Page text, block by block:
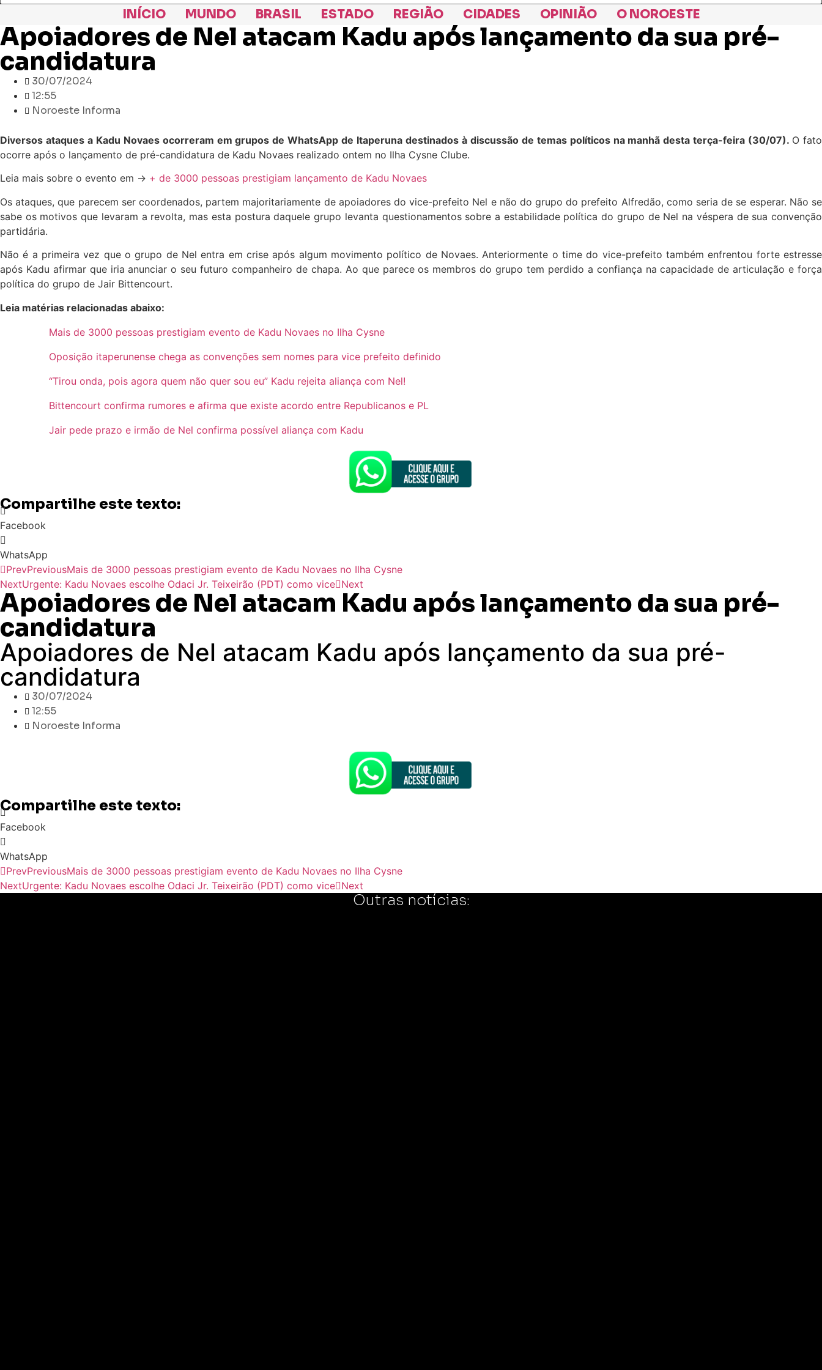
INÍCIO MUNDO BRASIL ESTADO REGIÃO CIDADES OPINIÃO O NOROESTE
Apoiadores de Nel atacam Kadu após lançamento da sua pré-
candidatura
30/07/2024
12:55
Noroeste Informa
Diversos ataques a Kadu Novaes ocorreram em grupos de WhatsApp de Itaperuna destinados à discussão de temas políticos na manhã desta terça-feira (30/07). O fato
ocorre após o lançamento de pré-candidatura de Kadu Novaes realizado ontem no Ilha Cysne Clube.
Leia mais sobre o evento em -> + de 3000 pessoas prestigiam lançamento de Kadu Novaes
Os ataques, que parecem ser coordenados, partem majoritariamente de apoiadores do vice-prefeito Nel e não do grupo do prefeito Alfredão, como seria de se esperar. Não se
sabe os motivos que levaram a revolta, mas esta postura daquele grupo levanta questionamentos sobre a estabilidade política do grupo de Nel na véspera de sua convenção
partidária.
Não é a primeira vez que o grupo de Nel entra em crise após algum movimento político de Novaes. Anteriormente o time do vice-prefeito também enfrentou forte estresse
após Kadu afirmar que iria anunciar o seu futuro companheiro de chapa. Ao que parece os membros do grupo tem perdido a confiança na capacidade de articulação e força
política do grupo de Jair Bittencourt.
Leia matérias relacionadas abaixo:
Mais de 3000 pessoas prestigiam evento de Kadu Novaes no Ilha Cysne
Oposição itaperunense chega as convenções sem nomes para vice prefeito definido
“Tirou onda, pois agora quem não quer sou eu” Kadu rejeita aliança com Nel!
Bittencourt confirma rumores e afirma que existe acordo entre Republicanos e PL
Jair pede prazo e irmão de Nel confirma possível aliança com Kadu
Compartilhe este texto:
Facebook
WhatsApp
PrevPreviousMais de 3000 pessoas prestigiam evento de Kadu Novaes no Ilha Cysne
NextUrgente: Kadu Novaes escolhe Odaci Jr. Teixeirão (PDT) como vice Next
Apoiadores de Nel atacam Kadu após lançamento da sua pré-
candidatura
Apoiadores de Nel atacam Kadu após lançamento da sua pré-
candidatura
30/07/2024
12:55
Noroeste Informa
Compartilhe este texto:
Facebook
WhatsApp
PrevPreviousMais de 3000 pessoas prestigiam evento de Kadu Novaes no Ilha Cysne
NextUrgente: Kadu Novaes escolhe Odaci Jr. Teixeirão (PDT) como vice Next
Outras notícias: